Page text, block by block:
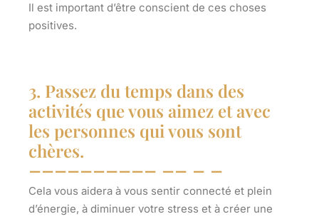
Il est important d’être conscient de ces choses
positives.
3. Passez du temps dans des
activités que vous aimez et avec
les personnes qui vous sont
chères.
Cela vous aidera à vous sentir connecté et plein
d’énergie, à diminuer votre stress et à créer une